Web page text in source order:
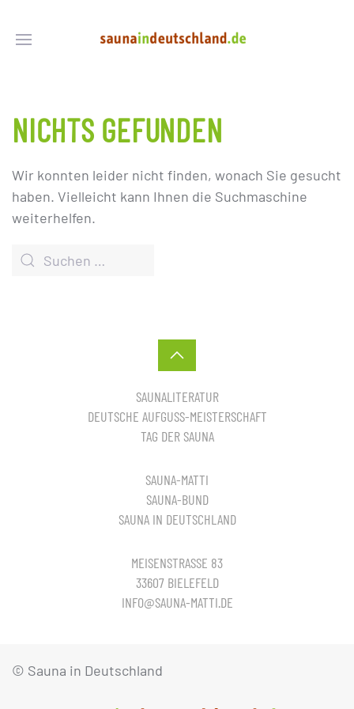
NICHTS GEFUNDEN
Wir konnten leider nicht finden, wonach Sie gesucht
haben. Vielleicht kann Ihnen die Suchmaschine
weiterhelfen.
SAUNALITERATUR
DEUTSCHE AUFGUSS-MEISTERSCHAFT
TAG DER SAUNA
SAUNA-MATTI
SAUNA-BUND
SAUNA IN DEUTSCHLAND
MEISENSTRASSE 83
33607 BIELEFELD
INFO@SAUNA-MATTI.DE
© Sauna in Deutschland